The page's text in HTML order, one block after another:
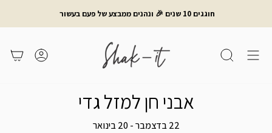
חוגגים 10 שנים 🎉 ונהנים ממבצע של פעם בעשור
חיפוש משתמש
אבני חן למזל גדי
22 בדצמבר - 20 בינואר